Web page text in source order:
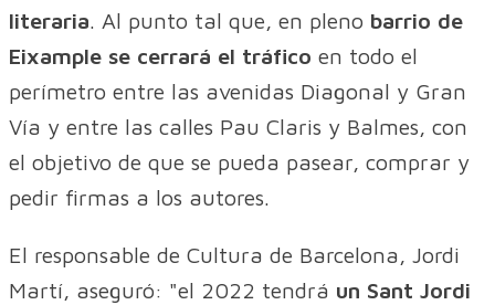
literaria. Al punto tal que, en pleno barrio de
Eixample se cerrará el tráfico en todo el
perímetro entre las avenidas Diagonal y Gran
Vía y entre las calles Pau Claris y Balmes, con
el objetivo de que se pueda pasear, comprar y
pedir firmas a los autores.
El responsable de Cultura de Barcelona, Jordi
Martí, aseguró: "el 2022 tendrá un Sant Jordi